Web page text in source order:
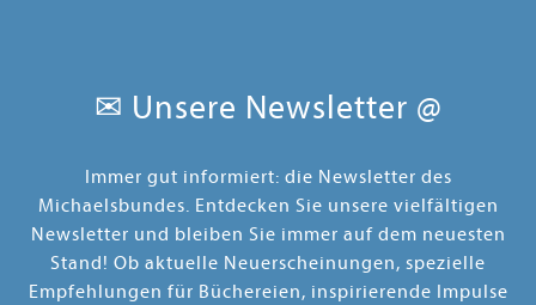
✉ Unsere Newsletter @
Immer gut informiert: die Newsletter des
Michaelsbundes. Entdecken Sie unsere vielfältigen
Newsletter und bleiben Sie immer auf dem neuesten
Stand! Ob aktuelle Neuerscheinungen, spezielle
Empfehlungen für Büchereien, inspirierende Impulse